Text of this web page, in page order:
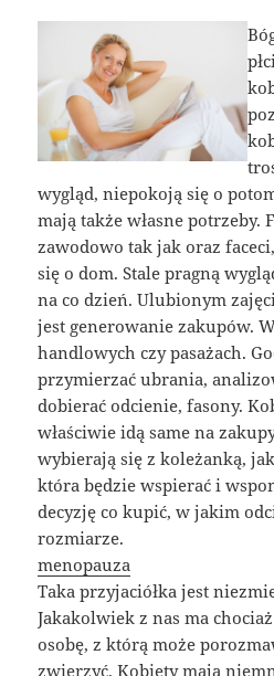
wygląd, niepokoją się o
mają także własne potrzeby.
zawodowo tak jak oraz
się o dom. Stale pragną
na co dzień. Ulubionym
jest generowanie zakupów.
handlowych czy pasażach.
przymierzać ubrania,
dobierać odcienie, fasony.
właściwie idą same na
wybierają się z koleżanką,
która będzie wspierać i
decyzję co kupić, w jakim
rozmiarze.
menopauza
Taka przyjaciółka jest
Jakakolwiek z nas ma
osobę, z którą może
zwierzyć. Kobiety mają